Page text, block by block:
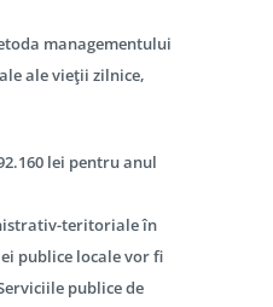
managementului
ale vieţii zilnice,
lei pentru anul
teritoriale în
publice locale vor fi
publice de